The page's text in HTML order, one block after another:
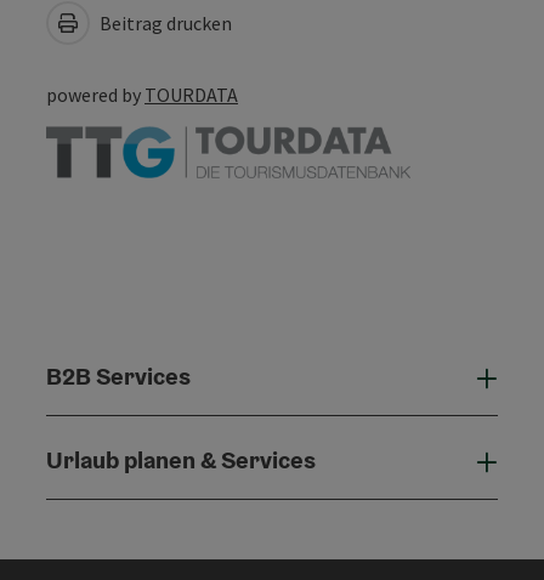
Beitrag drucken
powered by TOURDATA
B2B Services
Urlaub planen & Services